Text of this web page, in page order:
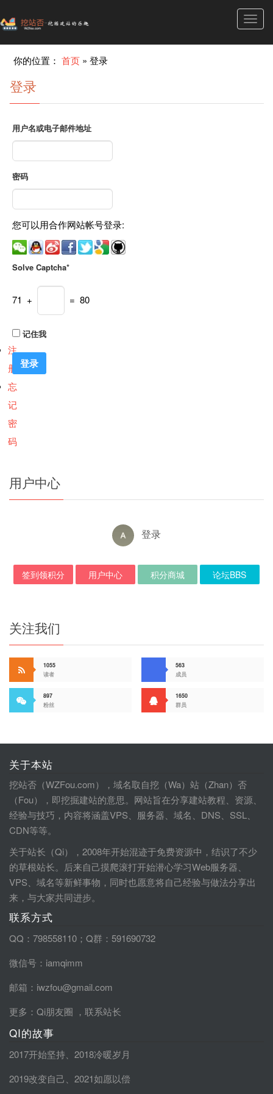
你的位置：首页 »登录
登录
用户名或电子邮件地址
密码
您可以用合作网站帐号登录:
Solve Captcha*
71 + = 80
记住我
注
册
忘
记
密
码
用户中心
登录
签到领积分 用户中心 积分商城 论坛BBS
关注我们
1055
读者
563
成员
897
粉丝
1650
群员
关于本站
挖站否（WZFou.com），域名取自挖（Wa）站（Zhan）否
（Fou），即挖掘建站的意思。网站旨在分享建站教程、资源、
经验与技巧，内容将涵盖VPS、服务器、域名、DNS、SSL、
CDN等等。
关于站长（Qi），2008年开始混迹于免费资源中，结识了不少
的草根站长。后来自己摸爬滚打开始潜心学习Web服务器、
VPS、域名等新鲜事物，同时也愿意将自己经验与做法分享出
来，与大家共同进步。
联系方式
QQ：798558110；Q群：591690732
微信号：iamqimm
邮箱：iwzfou@gmail.com
更多： Qi朋友圈 ， 联系站长
QI的故事
2017开始坚持
2018冷暖岁月
2019改变自己
2021如愿以偿